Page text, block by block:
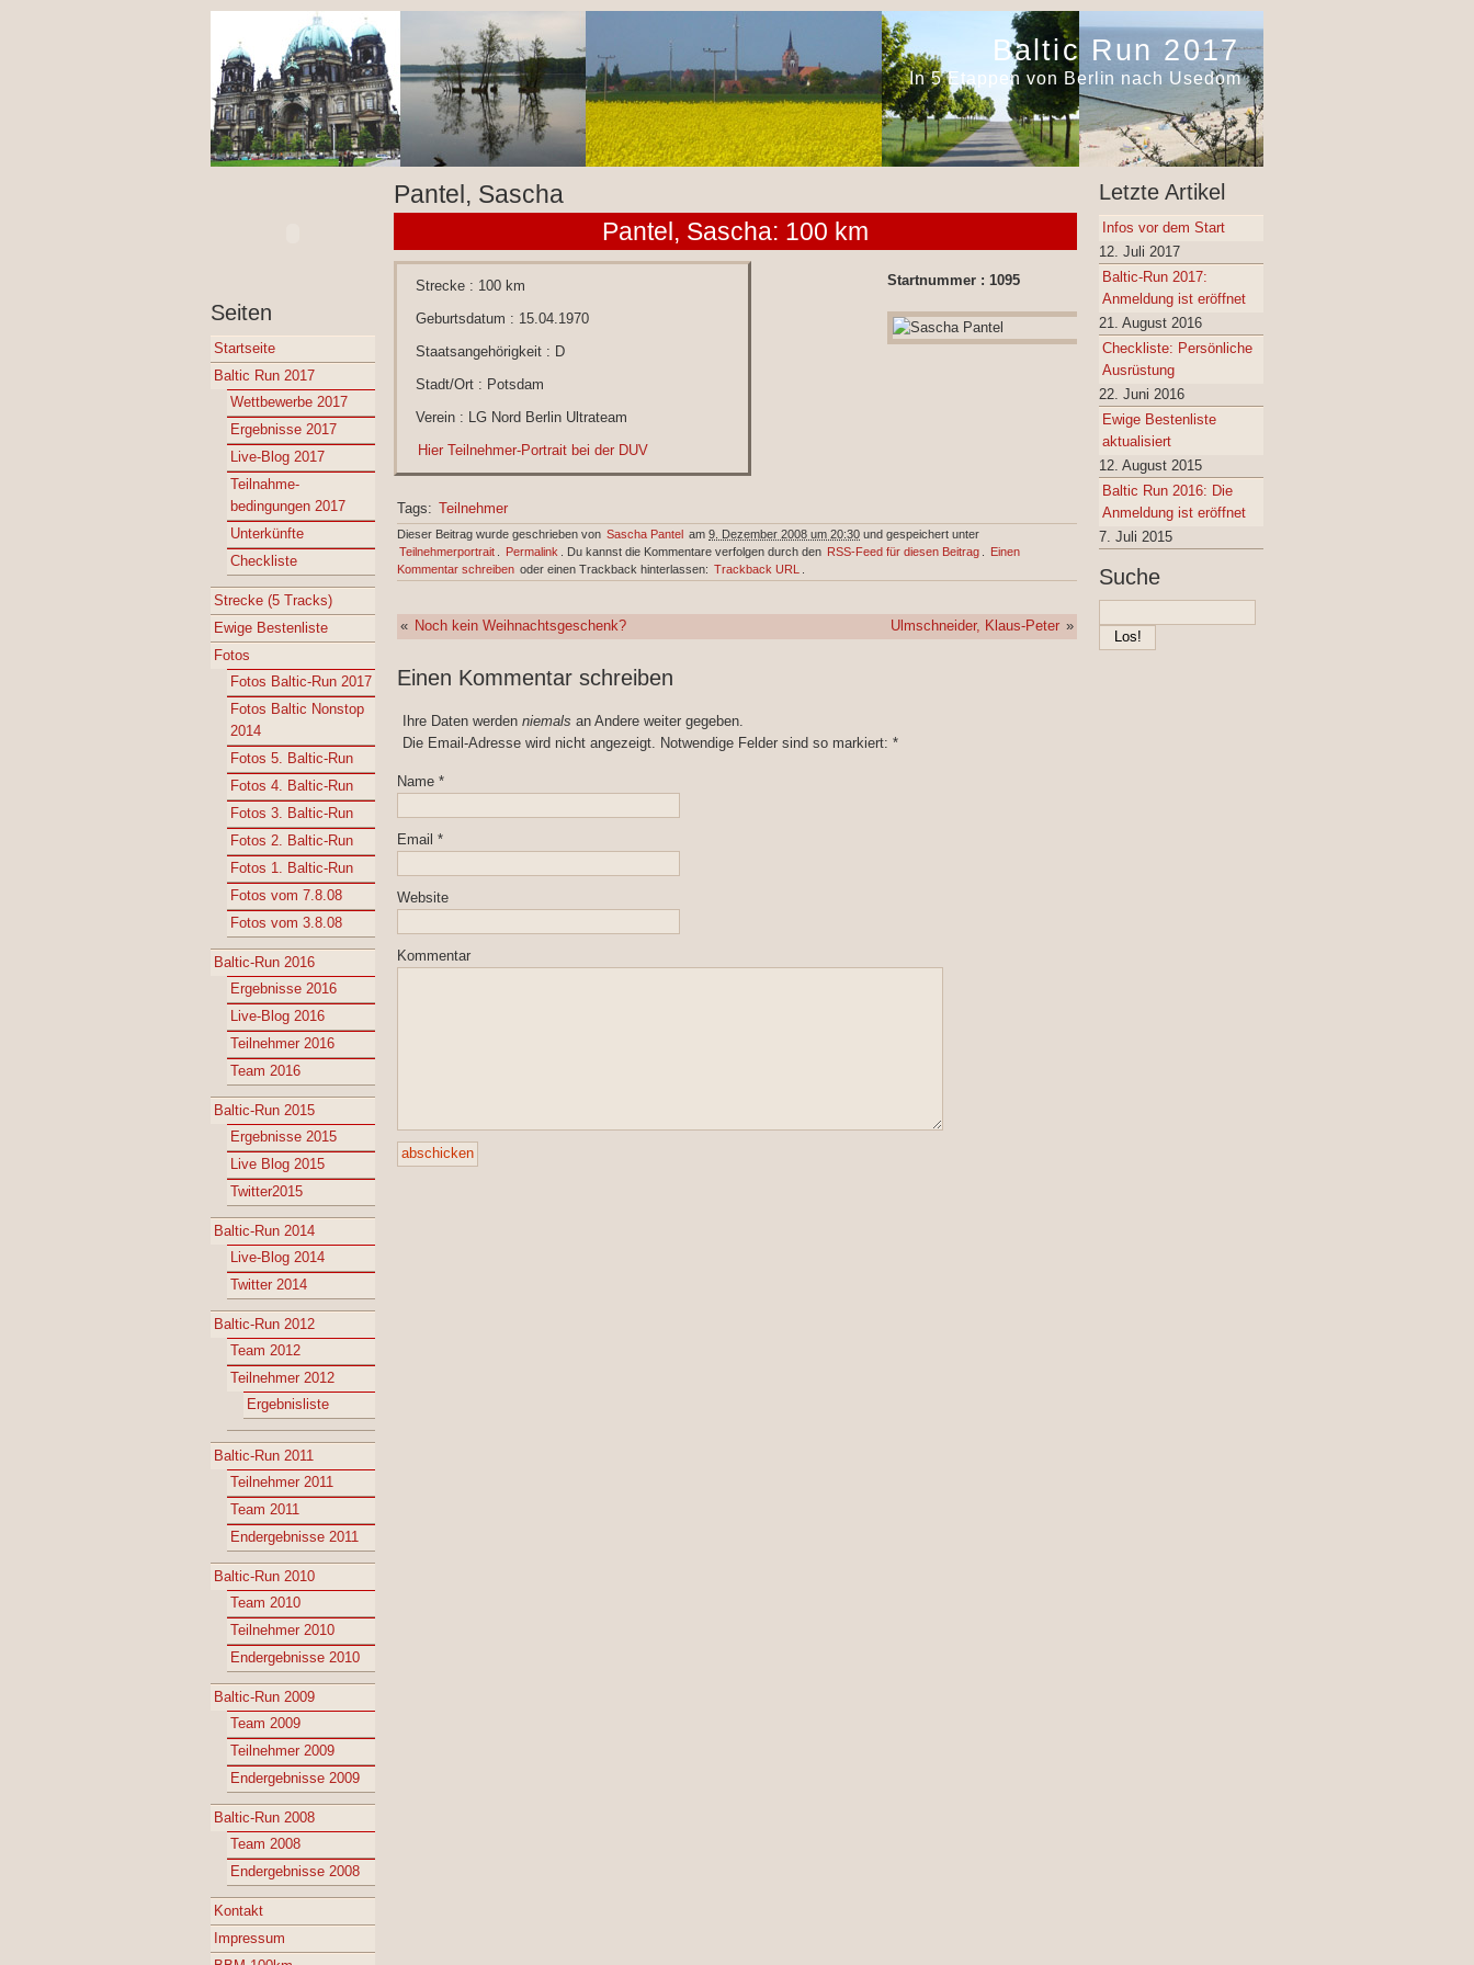
Baltic Run 2017
In 5 Etappen von Berlin nach Usedom
Seiten
Startseite
Baltic Run 2017
Wettbewerbe 2017
Ergebnisse 2017
Live-Blog 2017
Teilnahme-
bedingungen 2017
Unterkünfte
Checkliste
Strecke (5 Tracks)
Ewige Bestenliste
Fotos
Fotos Baltic-Run 2017
Fotos Baltic Nonstop
2014
Fotos 5. Baltic-Run
Fotos 4. Baltic-Run
Fotos 3. Baltic-Run
Fotos 2. Baltic-Run
Fotos 1. Baltic-Run
Fotos vom 7.8.08
Fotos vom 3.8.08
Baltic-Run 2016
Ergebnisse 2016
Live-Blog 2016
Teilnehmer 2016
Team 2016
Baltic-Run 2015
Ergebnisse 2015
Live Blog 2015
Twitter2015
Baltic-Run 2014
Live-Blog 2014
Twitter 2014
Baltic-Run 2012
Team 2012
Teilnehmer 2012
Ergebnisliste
Baltic-Run 2011
Teilnehmer 2011
Team 2011
Endergebnisse 2011
Baltic-Run 2010
Team 2010
Teilnehmer 2010
Endergebnisse 2010
Baltic-Run 2009
Team 2009
Teilnehmer 2009
Endergebnisse 2009
Baltic-Run 2008
Team 2008
Endergebnisse 2008
Kontakt
Impressum
Pantel, Sascha
Pantel, Sascha: 100 km
Strecke : 100 km
Geburtsdatum : 15.04.1970
Staatsangehörigkeit : D
Stadt/Ort : Potsdam
Verein : LG Nord Berlin Ultrateam
Hier Teilnehmer-Portrait bei der DUV
Startnummer : 1095
Tags: Teilnehmer
Dieser Beitrag wurde geschrieben von Sascha Pantel am 9. Dezember 2008 um 20:30 und gespeichert unter
Teilnehmerportrait
Permalink . Du kannst die Kommentare verfolgen durch den RSS-Feed für diesen Beitrag
Einen
Kommentar schreiben oder einen Trackback hinterlassen: Trackback URL
« Noch kein Weihnachtsgeschenk? Ulmschneider, Klaus-Peter »
Einen Kommentar schreiben
Ihre Daten werden niemals an Andere weiter gegeben.
Die Email-Adresse wird nicht angezeigt. Notwendige Felder sind so markiert: *
Name *
Email *
Website
Kommentar
Letzte Artikel
Infos vor dem Start
12. Juli 2017
Baltic-Run 2017:
Anmeldung ist eröffnet
21. August 2016
Checkliste: Persönliche
Ausrüstung
22. Juni 2016
Ewige Bestenliste
aktualisiert
12. August 2015
Baltic Run 2016: Die
Anmeldung ist eröffnet
7. Juli 2015
Suche